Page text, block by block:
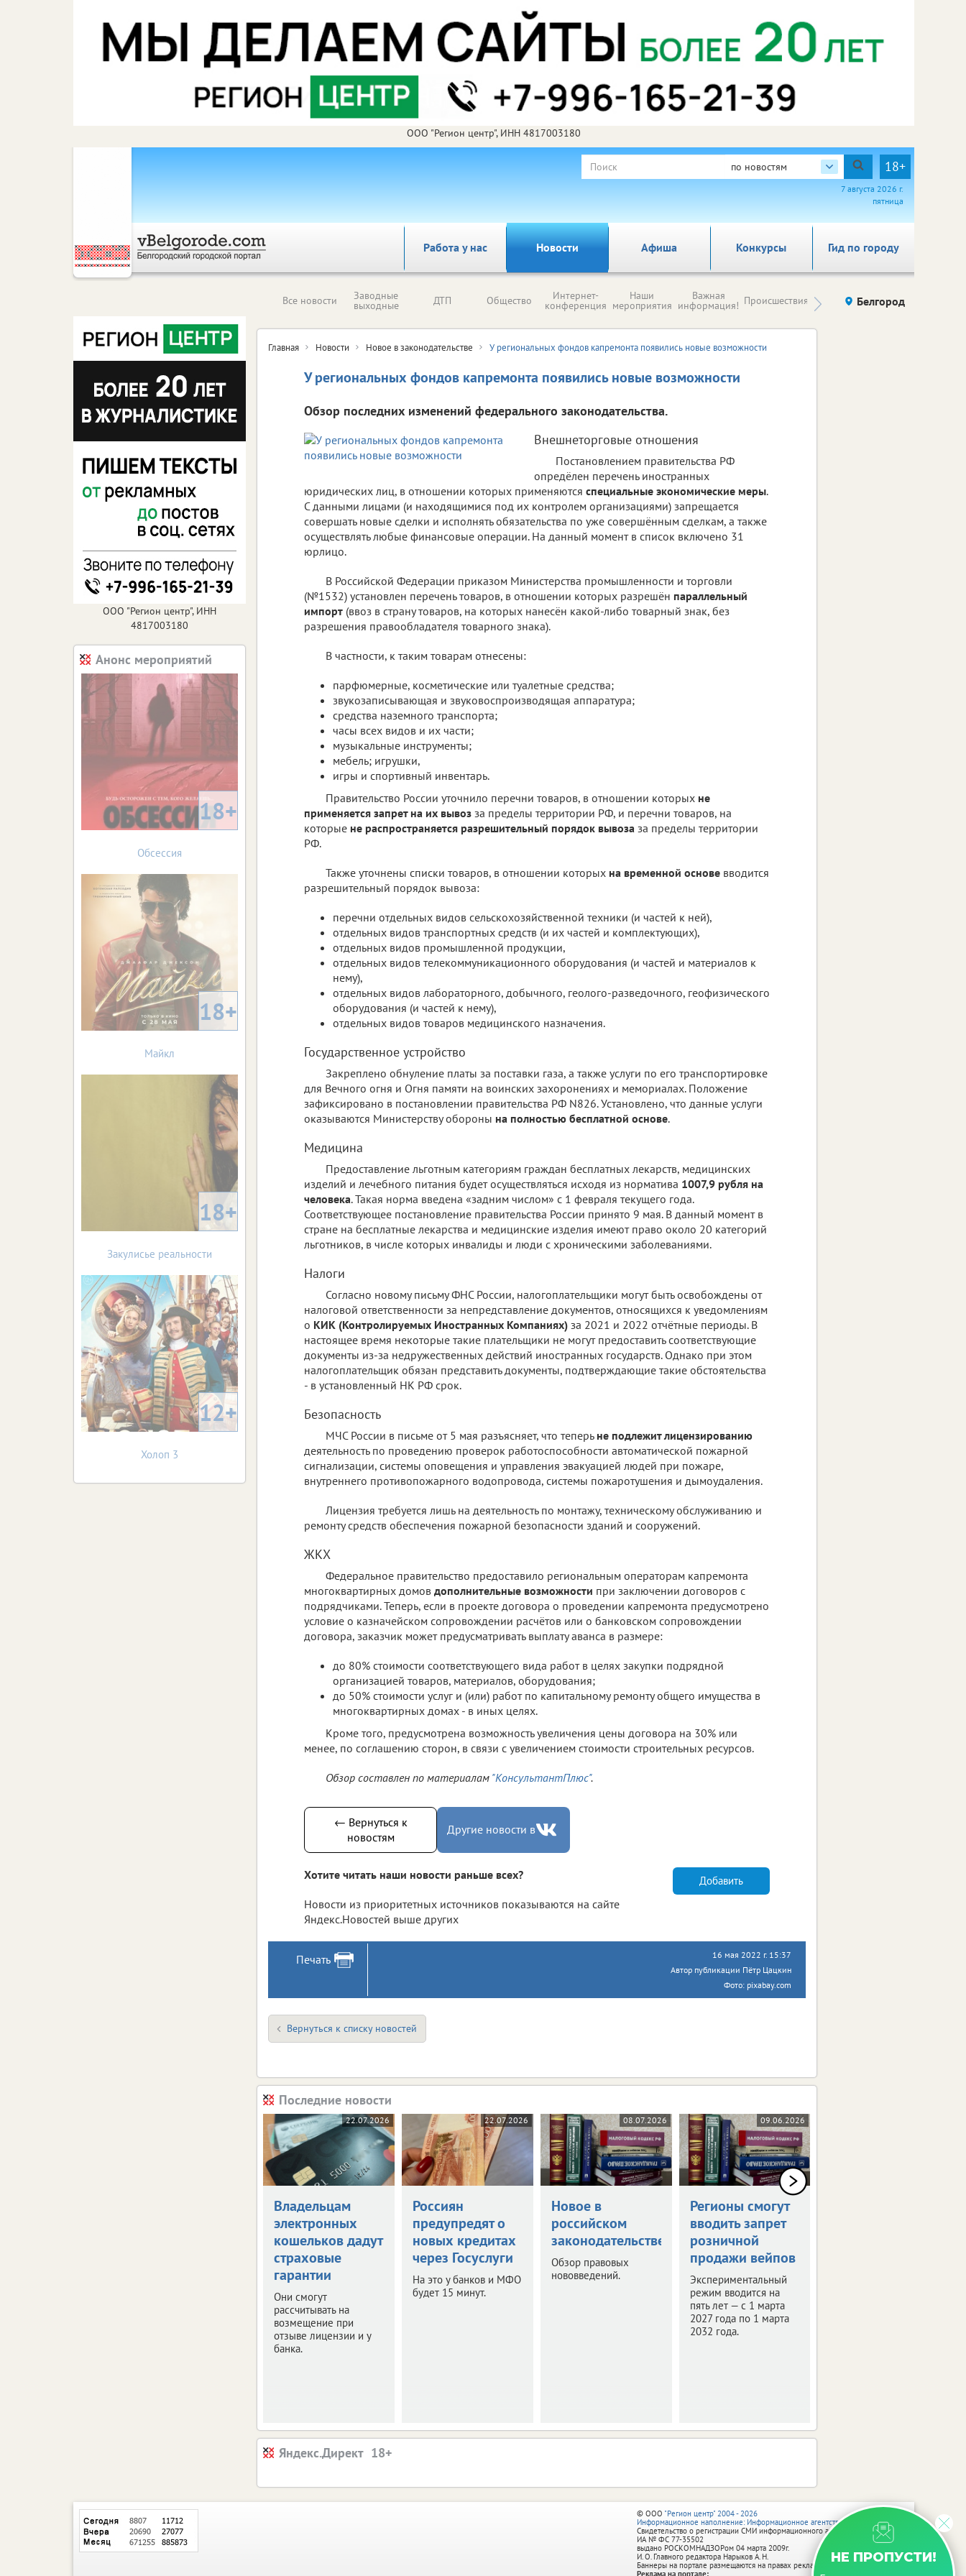
ООО "Регион центр", ИНН 4817003180
по новостям 18+
7 августа 2026 г.
пятница
Работа у нас Новости Афиша Гид по городу
Конкурсы
Все новости Заводные
выходные ДТП Общество Интернет-
конференция
Наши
мероприятия
Важная
информация! Происшествия Здоровье компаний (на
правах
Белгород
Главная Новости Новое в законодательстве У региональных фондов капремонта появились новые возможности
У региональных фондов капремонта появились новые возможности
Обзор последних изменений федерального законодательства.
Внешнеторговые отношения
Постановлением правительства РФ
опредёлен перечень иностранных
юридических лиц, в отношении которых применяются специальные экономические меры.
С данными лицами (и находящимися под их контролем организациями) запрещается
совершать новые сделки и исполнять обязательства по уже совершённым сделкам, а также
осуществлять любые финансовые операции. На данный момент в список включено 31
юрлицо.
В Российской Федерации приказом Министерства промышленности и торговли
(№1532) установлен перечень товаров, в отношении которых разрешён параллельный
импорт (ввоз в страну товаров, на которых нанесён какой-либо товарный знак, без
разрешения правообладателя товарного знака).
В частности, к таким товарам отнесены:
парфюмерные, косметические или туалетные средства;
звукозаписывающая и звуковоспроизводящая аппаратура;
средства наземного транспорта;
часы всех видов и их части;
музыкальные инструменты;
мебель; игрушки,
игры и спортивный инвентарь.
Правительство России уточнило перечни товаров, в отношении которых не
применяется запрет на их вывоз за пределы территории РФ, и перечни товаров, на
которые не распространяется разрешительный порядок вывоза за пределы территории
РФ.
Также уточнены списки товаров, в отношении которых на временной основе вводится
разрешительный порядок вывоза:
перечни отдельных видов сельскохозяйственной техники (и частей к ней),
отдельных видов транспортных средств (и их частей и комплектующих),
отдельных видов промышленной продукции,
отдельных видов телекоммуникационного оборудования (и частей и материалов к
нему),
отдельных видов лабораторного, добычного, геолого-разведочного, геофизического
оборудования (и частей к нему),
отдельных видов товаров медицинского назначения.
Государственное устройство
Закреплено обнуление платы за поставки газа, а также услуги по его транспортировке
для Вечного огня и Огня памяти на воинских захоронениях и мемориалах. Положение
зафиксировано в постановлении правительства РФ N826. Установлено, что данные услуги
оказываются Министерству обороны на полностью бесплатной основе.
Медицина
Предоставление льготным категориям граждан бесплатных лекарств, медицинских
изделий и лечебного питания будет осуществляться исходя из норматива 1007,9 рубля на
человека. Такая норма введена «задним числом» с 1 февраля текущего года.
Соответствующее постановление правительства России принято 9 мая. В данный момент в
стране на бесплатные лекарства и медицинские изделия имеют право около 20 категорий
льготников, в числе которых инвалиды и люди с хроническими заболеваниями.
Налоги
Согласно новому письму ФНС России, налогоплательщики могут быть освобождены от
налоговой ответственности за непредставление документов, относящихся к уведомлениям
о КИК (Контролируемых Иностранных Компаниях) за 2021 и 2022 отчётные периоды. В
настоящее время некоторые такие плательщики не могут предоставить соответствующие
документы из-за недружественных действий иностранных государств. Однако при этом
налогоплательщик обязан представить документы, подтверждающие такие обстоятельства
- в установленный НК РФ срок.
Безопасность
МЧС России в письме от 5 мая разъясняет, что теперь не подлежит лицензированию
деятельность по проведению проверок работоспособности автоматической пожарной
сигнализации, системы оповещения и управления эвакуацией людей при пожаре,
внутреннего противопожарного водопровода, системы пожаротушения и дымоудаления.
Лицензия требуется лишь на деятельность по монтажу, техническому обслуживанию и
ремонту средств обеспечения пожарной безопасности зданий и сооружений.
ЖКХ
Федеральное правительство предоставило региональным операторам капремонта
многоквартирных домов дополнительные возможности при заключении договоров с
подрядчиками. Теперь, если в проекте договора о проведении капремонта предусмотрено
условие о казначейском сопровождении расчётов или о банковском сопровождении
договора, заказчик может предусматривать выплату аванса в размере:
до 80% стоимости соответствующего вида работ в целях закупки подрядной
организацией товаров, материалов, оборудования;
до 50% стоимости услуг и (или) работ по капитальному ремонту общего имущества в
многоквартирных домах - в иных целях.
Кроме того, предусмотрена возможность увеличения цены договора на 30% или
менее, по соглашению сторон, в связи с увеличением стоимости строительных ресурсов.
Обзор составлен по материалам "КонсультантПлюс".
← Вернуться к
новостям
Другие новости в
Хотите читать наши новости раньше всех?
Новости из приоритетных источников показываются на сайте
Яндекс.Новостей выше других
Добавить
Печать
16 мая 2022 г. 15:37
Автор публикации Пётр Цацкин
Фото: pixabay.com
Вернуться к списку новостей
Последние новости
22.07.2026
Владельцам
электронных
кошельков дадут
страховые
гарантии
Они смогут
рассчитывать на
возмещение при
отзыве лицензии и у
банка.
22.07.2026
Россиян
предупредят о
новых кредитах
через Госуслуги
На это у банков и МФО
будет 15 минут.
08.07.2026
Новое в
российском
законодательстве
Обзор правовых
нововведений.
09.06.2026
Регионы смогут
вводить запрет
розничной
продажи вейпов
Экспериментальный
режим вводится на
пять лет — с 1 марта
2027 года по 1 марта
2032 года.
Яндекс.Директ
ООО "Регион центр", ИНН
4817003180
Анонс мероприятий
18+
Обсессия
18+
Майкл
18+
Закулисье реальности
12+
Холоп 3
НЕ ПРОПУСТИ!
© ООО "Регион центр" 2004 - 2026
Информационное наполнение: Информационное агентство vRossii.ru
Свидетельство о регистрации СМИ информационного агентства vRossii.ru
ИА № ФС 77‑35502
выдано РОСКОМНАДЗОРом 04 марта 2009г.
И. О. Главного редактора Нарыков А. Н.
Баннеры на портале размещаются на правах рекламы.
Реклама на портале: